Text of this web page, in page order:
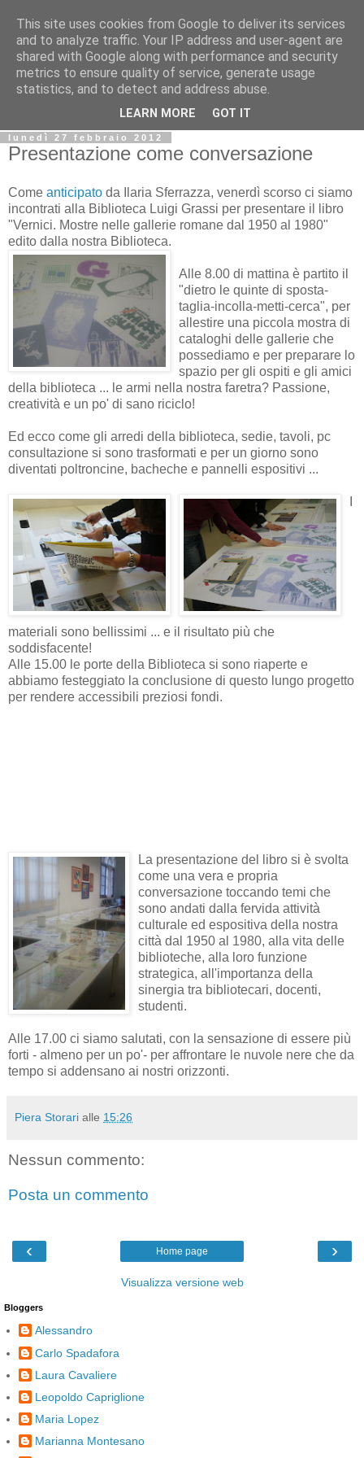
Biblio@rti in
Il Blog della Biblioteca di Area delle arti per condividere
informazioni iniziative incontri
lunedì 27 febbraio 2012
Presentazione come conversazione
Come anticipato da Ilaria Sferrazza, venerdì scorso ci siamo
incontrati alla Biblioteca Luigi Grassi per presentare il libro
"Vernici. Mostre nelle gallerie romane dal 1950 al 1980"
edito dalla nostra Biblioteca.
Alle 8.00 di mattina è partito il
"dietro le quinte di sposta-
taglia-incolla-metti-cerca", per
allestire una piccola mostra di
cataloghi delle gallerie che
possediamo e per preparare lo
spazio per gli ospiti e gli amici
della biblioteca ... le armi nella nostra faretra? Passione,
creatività e un po' di sano riciclo!
Ed ecco come gli arredi della biblioteca, sedie, tavoli, pc
consultazione si sono trasformati e per un giorno sono
diventati poltroncine, bacheche e pannelli espositivi ...
materiali sono bellissimi ... e il risultato più che
soddisfacente!
Alle 15.00 le porte della Biblioteca si sono riaperte e
abbiamo festeggiato la conclusione di questo lungo progetto
per rendere accessibili preziosi fondi.
La presentazione del libro si è svolta
come una vera e propria
conversazione toccando temi che
sono andati dalla fervida attività
culturale ed espositiva della nostra
città dal 1950 al 1980, alla vita delle
biblioteche, alla loro funzione
strategica, all'importanza della
sinergia tra bibliotecari, docenti,
studenti.
Alle 17.00 ci siamo salutati, con la sensazione di essere più
forti - almeno per un po'- per affrontare le nuvole nere che da
tempo si addensano ai nostri orizzonti.
Piera Storari alle 15:26
Nessun commento:
Posta un commento
‹ ›
Home page
Visualizza versione web
Bloggers
Alessandro
Carlo Spadafora
Laura Cavaliere
Leopoldo Capriglione
Maria Lopez
Marianna Montesano
This site uses cookies from Google to deliver its services
and to analyze traffic. Your IP address and user-agent are
shared with Google along with performance and security
metrics to ensure quality of service, generate usage
statistics, and to detect and address abuse.
LEARN MORE GOT IT